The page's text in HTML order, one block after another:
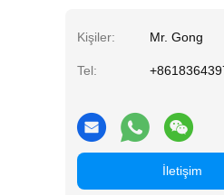
Kişiler: Mr. Gong
Tel:
İletişim